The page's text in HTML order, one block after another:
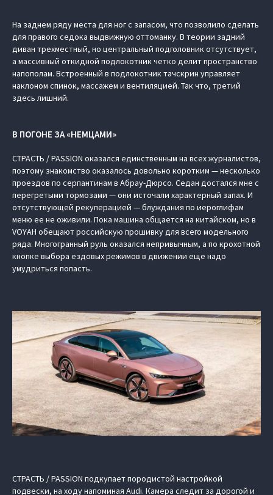
На заднем ряду места для ног с запасом, что позволило сделать
для правого седока выдвижную оттоманку. В теории задний
диван трехместный, но центральный подголовник отсутствует,
а массивный откидной подлокотник четко делит пространство
напополам. Встроенный в подлокотник тачскрин управляет
наклоном спинок, массажем и вентиляцией. Так что, третий
здесь лишний.
В ПОГОНЕ ЗА «НЕМЦАМИ»
СТРАСТЬ / PASSION оказался единственным на всех журналистов,
поэтому знакомство оказалось довольно коротким — несколько
проездов по серпантинам в Абрау-Дюрсо. Седан достался мне с
перегретыми тормозами — они источали характерный запах. И
отсутствующей рекуперацией — блуждания по иероглифам
меню ее не оживили. Пока машина общается на китайском, но в
VOYAH обещают российскую прошивку для всего модельного
ряда. Многогранный руль оказался непривычным, а по крохотной
кнопке выбора ездовых режимов в движении еще надо
умудриться попасть.
СТРАСТЬ / PASSION подкупает породистой настройкой
подвески, на ходу напоминая Audi. Камера следит за дорогой и